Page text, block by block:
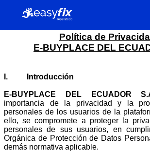
Políticas de privacidad